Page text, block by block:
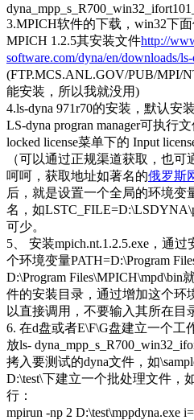
3.MPICH软件的下载，win32下
MPICH 1.2.5其安装文件http://
software.com/dyna/en/downloads/
(FTP.MCS.ANL.GOV/PUB/MPI/
能安装，所以我就没用)
4.ls-dyna 971r70的安装，默认安
LS-dyna progran manager可执行
locked license菜单下的 Input
（可以通过正规渠道获取，也可
呵呵，获取地址如著名的俄罗斯
后，就是设置一个全局的环境变
名，如
可少。
5、 安装mpich.nt.1.2.5.exe，通
个环境变量PATH=D:\Program
D:\Program Files\MPICH\mpd\bin
件的安装目录，通过增加这个环
以直接调用，不要输入其所在目
6. 在d盘或者E\F\G盘建立一个工
放ls-
拷入要测试的dyna文件，如
D:\test\下建立一个批处理文件，
行：
mpirun -np 2 D:\test\mppdyna.exe